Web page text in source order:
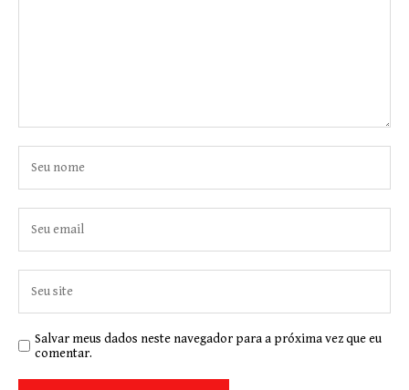
Salvar meus dados neste navegador para a próxima vez que eu
comentar.